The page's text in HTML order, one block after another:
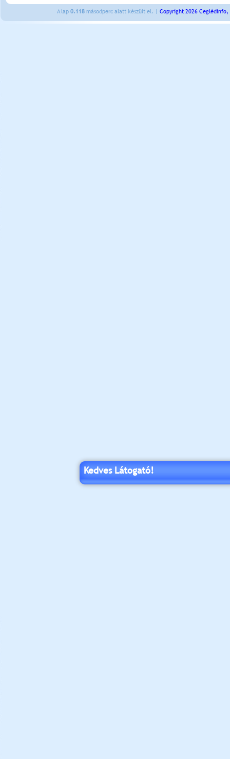
A lap 0.118 másodperc alatt készült el. | Copyright 2026
Kedves Látogató!